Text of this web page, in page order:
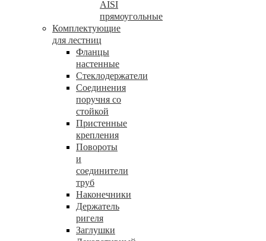
AISI
прямоугольные
Комплектующие
для лестниц
Фланцы
настенные
Стеклодержатели
Соединения
поручня со
стойкой
Пристенные
крепления
Повороты
и
соединители
труб
Наконечники
Держатель
ригеля
Заглушки